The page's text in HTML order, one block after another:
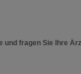
und fragen Sie Ihre